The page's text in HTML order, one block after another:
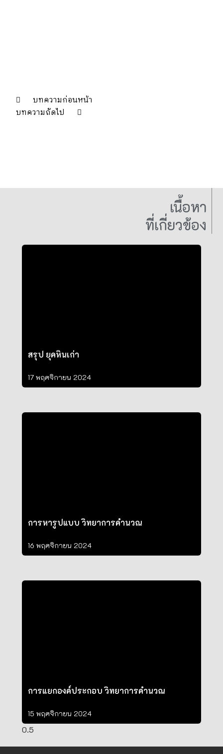
บทความก่อนหน้า
บทความถัดไป
เนื้อหา
ที่เกี่ยวข้อง
สรุป ยุคหินเก่า
17 พฤศจิกายน 2024
การหารูปแบบ วิทยาการคำนวณ
16 พฤศจิกายน 2024
การแยกองค์ประกอบ วิทยาการคำนวณ
15 พฤศจิกายน 2024